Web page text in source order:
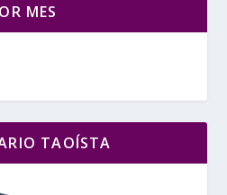
MES
TAOÍSTA